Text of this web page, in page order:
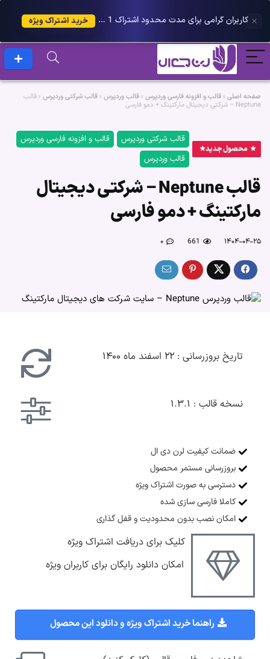
کاربران گرامی برای مدت محدود اشتراک 1 ساله پلاس را می توانید با 25 درصد تخفیف دریافت کنید. خرید اشتراک ویژه
صفحه اصلی »قالب و افزونه فارسی وردپرس »قالب وردپرس »قالب شرکتی وردپرس »قالب
Neptune – شرکتی دیجیتال مارکتینگ + دمو فارسی
محصول جدید
قالب شرکتی وردپرس
قالب و افزونه فارسی وردپرس
قالب وردپرس
قالب Neptune – شرکتی دیجیتال
مارکتینگ + دمو فارسی
۱۴۰۴-۰۴-۲۵ 661 ۰
تاریخ بروزرسانی : ۲۲ اسفند ماه ۱۴۰۰
نسخه قالب : ۱.۳.۱
ضمانت کیفیت لرن دی ال
بروزرسانی مستمر محصول
دسترسی به صورت اشتراک ویژه
کاملا فارسی سازی شده
امکان نصب بدون محدودیت و قفل گذاری
کلیک برای دریافت اشتراک ویژه
امکان دانلود رایگان برای کاربران ویژه
راهنما خرید اشتراک ویژه و دانلود این محصول